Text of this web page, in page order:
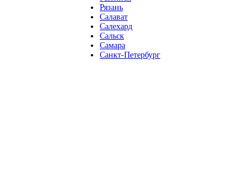
Рязань
Салават
Салехард
Сальск
Самара
Санкт-Петербург